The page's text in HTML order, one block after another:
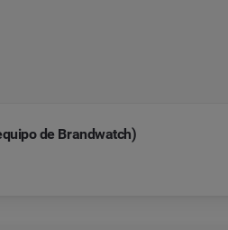
de Brandwatch)